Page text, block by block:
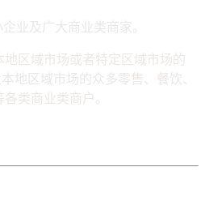
业及广大商业类商家。
区域市场或者特定区域市场的
地区域市场的众多零售、餐饮、
类商业类商户。